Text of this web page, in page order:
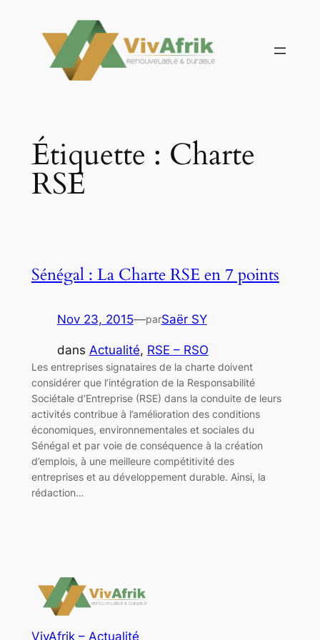
contenu
Étiquette : Charte
RSE
Sénégal : La Charte RSE en 7 points
Nov 23, 2015—parSaër SY
dans Actualité, RSE – RSO
Les entreprises signataires de la charte doivent
considérer que l’intégration de la Responsabilité
Sociétale d’Entreprise (RSE) dans la conduite de leurs
activités contribue à l’amélioration des conditions
économiques, environnementales et sociales du
Sénégal et par voie de conséquence à la création
d’emplois, à une meilleure compétitivité des
entreprises et au développement durable. Ainsi, la
rédaction…
VivAfrik – Actualité